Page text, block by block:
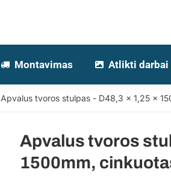
Montavimas Atlikti darbai
Apvalus tvoros stulpas - D48,3 x 1,25 x
Apvalus tvoros
1500mm,